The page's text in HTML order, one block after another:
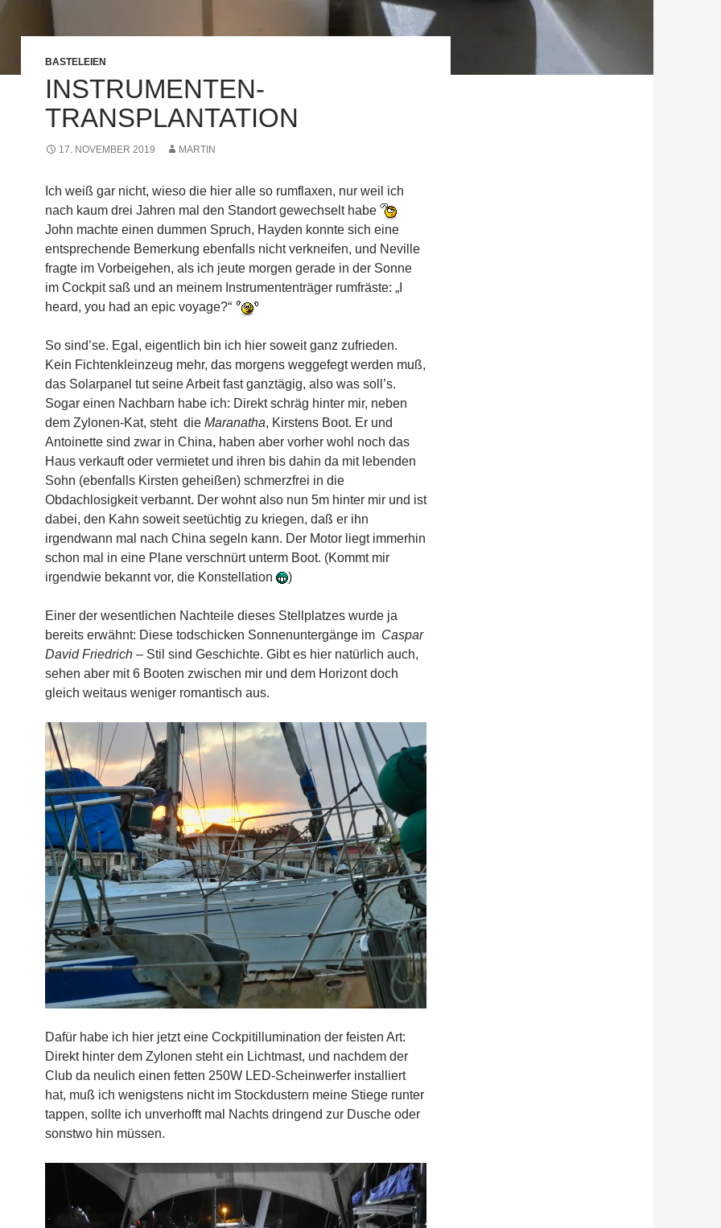
BASTELEIEN
INSTRUMENTEN-
TRANSPLANTATION
17. NOVEMBER 2019 MARTIN
Ich weiß gar nicht, wieso die hier alle so rumflaxen, nur weil ich
nach kaum drei Jahren mal den Standort gewechselt habe
John machte einen dummen Spruch, Hayden konnte sich eine
entsprechende Bemerkung ebenfalls nicht verkneifen, und Neville
fragte im Vorbeigehen, als ich jeute morgen gerade in der Sonne
im Cockpit saß und an meinem Instrumententräger rumfräste: „I
heard, you had an epic voyage?“
So sind’se. Egal, eigentlich bin ich hier soweit ganz zufrieden.
Kein Fichtenkleinzeug mehr, das morgens weggefegt werden muß,
das Solarpanel tut seine Arbeit fast ganztägig, also was soll’s.
Sogar einen Nachbarn habe ich: Direkt schräg hinter mir, neben
dem Zylonen-Kat, steht die Maranatha, Kirstens Boot. Er und
Antoinette sind zwar in China, haben aber vorher wohl noch das
Haus verkauft oder vermietet und ihren bis dahin da mit lebenden
Sohn (ebenfalls Kirsten geheißen) schmerzfrei in die
Obdachlosigkeit verbannt. Der wohnt also nun 5m hinter mir und ist
dabei, den Kahn soweit seetüchtig zu kriegen, daß er ihn
irgendwann mal nach China segeln kann. Der Motor liegt immerhin
schon mal in eine Plane verschnürt unterm Boot. (Kommt mir
irgendwie bekannt vor, die Konstellation
)
Einer der wesentlichen Nachteile dieses Stellplatzes wurde ja
bereits erwähnt: Diese todschicken Sonnenuntergänge im Caspar
David Friedrich – Stil sind Geschichte. Gibt es hier natürlich auch,
sehen aber mit 6 Booten zwischen mir und dem Horizont doch
gleich weitaus weniger romantisch aus.
Dafür habe ich hier jetzt eine Cockpitillumination der feisten Art:
Direkt hinter dem Zylonen steht ein Lichtmast, und nachdem der
Club da neulich einen fetten 250W LED-Scheinwerfer installiert
hat, muß ich wenigstens nicht im Stockdustern meine Stiege runter
tappen, sollte ich unverhofft mal Nachts dringend zur Dusche oder
sonstwo hin müssen.